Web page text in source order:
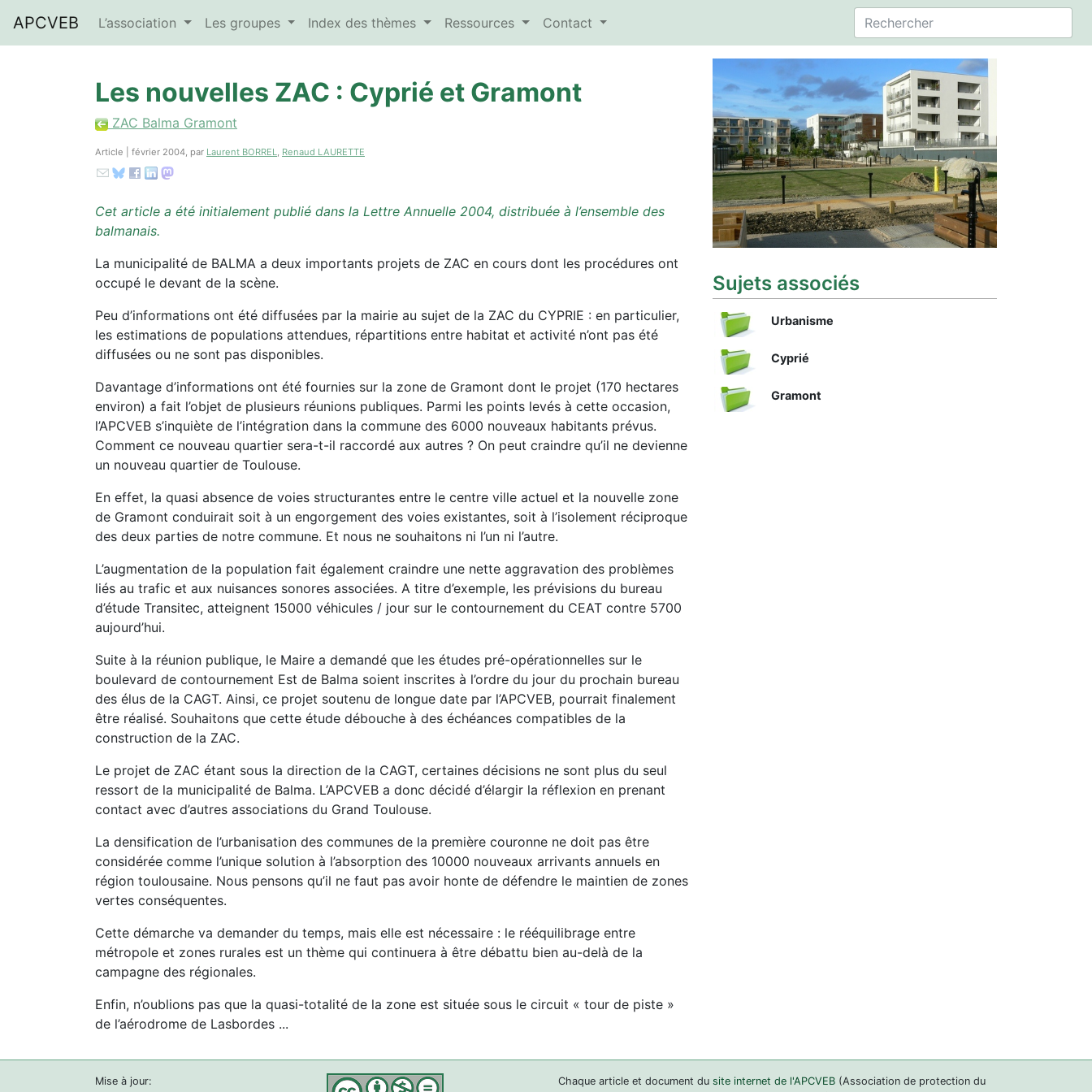
APCVEB L’association Les groupes Index des thèmes Ressources Contact
Les nouvelles ZAC : Cyprié et Gramont
ZAC Balma Gramont
Article | février 2004, par Laurent BORREL, Renaud LAURETTE
Cet article a été initialement publié dans la Lettre Annuelle 2004, distribuée à l’ensemble des
balmanais.
La municipalité de BALMA a deux importants projets de ZAC en cours dont les procédures ont
occupé le devant de la scène.
Peu d’informations ont été diffusées par la mairie au sujet de la ZAC du CYPRIE : en particulier,
les estimations de populations attendues, répartitions entre habitat et activité n’ont pas été
diffusées ou ne sont pas disponibles.
Davantage d’informations ont été fournies sur la zone de Gramont dont le projet (170 hectares
environ) a fait l’objet de plusieurs réunions publiques. Parmi les points levés à cette occasion,
l’APCVEB s’inquiète de l’intégration dans la commune des 6000 nouveaux habitants prévus.
Comment ce nouveau quartier sera-t-il raccordé aux autres ? On peut craindre qu’il ne devienne
un nouveau quartier de Toulouse.
En effet, la quasi absence de voies structurantes entre le centre ville actuel et la nouvelle zone
de Gramont conduirait soit à un engorgement des voies existantes, soit à l’isolement réciproque
des deux parties de notre commune. Et nous ne souhaitons ni l’un ni l’autre.
L’augmentation de la population fait également craindre une nette aggravation des problèmes
liés au trafic et aux nuisances sonores associées. A titre d’exemple, les prévisions du bureau
d’étude Transitec, atteignent 15000 véhicules / jour sur le contournement du CEAT contre 5700
aujourd’hui.
Suite à la réunion publique, le Maire a demandé que les études pré-opérationnelles sur le
boulevard de contournement Est de Balma soient inscrites à l’ordre du jour du prochain bureau
des élus de la CAGT. Ainsi, ce projet soutenu de longue date par l’APCVEB, pourrait finalement
être réalisé. Souhaitons que cette étude débouche à des échéances compatibles de la
construction de la ZAC.
Le projet de ZAC étant sous la direction de la CAGT, certaines décisions ne sont plus du seul
ressort de la municipalité de Balma. L’APCVEB a donc décidé d’élargir la réflexion en prenant
contact avec d’autres associations du Grand Toulouse.
La densification de l’urbanisation des communes de la première couronne ne doit pas être
considérée comme l’unique solution à l’absorption des 10000 nouveaux arrivants annuels en
région toulousaine. Nous pensons qu’il ne faut pas avoir honte de défendre le maintien de zones
vertes conséquentes.
Cette démarche va demander du temps, mais elle est nécessaire : le rééquilibrage entre
métropole et zones rurales est un thème qui continuera à être débattu bien au-delà de la
campagne des régionales.
Enfin, n’oublions pas que la quasi-totalité de la zone est située sous le circuit « tour de piste »
de l’aérodrome de Lasbordes ...
Sujets associés
Urbanisme
Cyprié
Gramont
Mise à jour:
Chaque article et document du site internet de l'APCVEB (Association de protection du